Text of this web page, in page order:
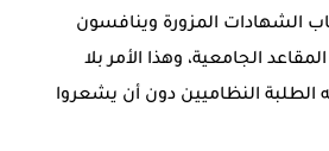
الشهادات المزورة وينافسون
الجامعية، وهذا الأمر بلا
الطلبة النظاميين دون أن يشعروا